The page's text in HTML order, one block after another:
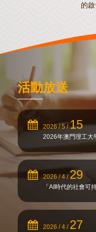
的
活動放送
2026 / 5 /15
2026年澳門理工大
2026 / 4 /29
「AI時代的社會可
2026 / 4 / 27